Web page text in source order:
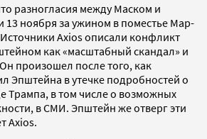
разногласия между Маском и
ноября за ужином в поместье Мар-
Axios описали конфликт
как «масштабный скандал» и
произошел после того, как
Эпштейна в утечке подробностей о
Трампа, в том числе о возможных
в СМИ. Эпштейн же отверг эти
Axios.